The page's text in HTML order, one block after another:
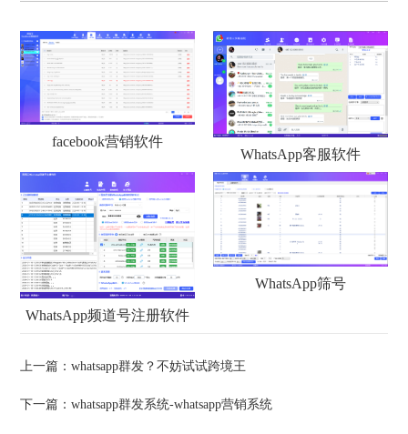
facebook营销软件
WhatsApp客服软件
WhatsApp频道号注册软件
WhatsApp筛号
上一篇：whatsapp群发？不妨试试跨境王
下一篇：whatsapp群发系统-whatsapp营销系统